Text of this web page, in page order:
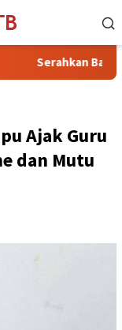
Bantuan di
Ajak Guru
dan Mutu